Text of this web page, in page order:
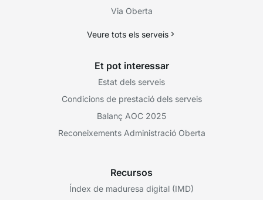
Via Oberta
Veure tots els serveis
Et pot interessar
Estat dels serveis
Condicions de prestació dels serveis
Balanç AOC 2025
Reconeixements Administració Oberta
Recursos
Índex de maduresa digital (IMD)